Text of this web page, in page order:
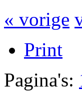
« vorige
Print
Pagina's: